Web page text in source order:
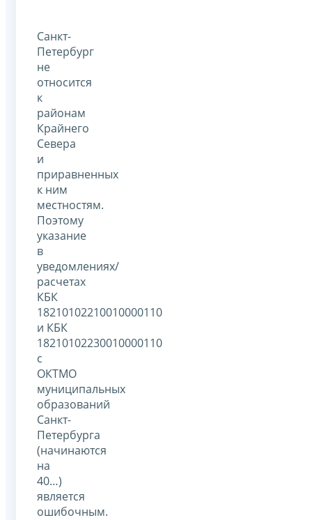
Санкт-
Петербург
не
относится
к
районам
Крайнего
Севера
и
приравненных
к ним
местностям.
Поэтому
указание
в
уведомлениях/
расчетах
КБК
18210102210010000110
и КБК
18210102230010000110
с
ОКТМО
муниципальных
образований
Санкт-
Петербурга
(начинаются
на
40…)
является
ошибочным.